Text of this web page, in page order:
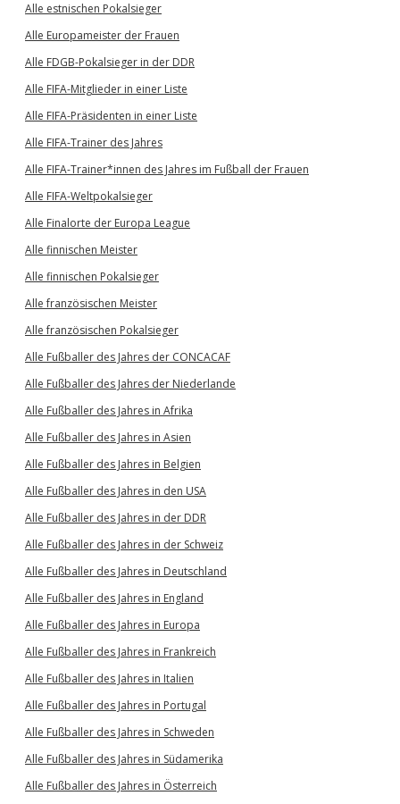
Alle estnischen Pokalsieger
Alle Europameister der Frauen
Alle FDGB-Pokalsieger in der DDR
Alle FIFA-Mitglieder in einer Liste
Alle FIFA-Präsidenten in einer Liste
Alle FIFA-Trainer des Jahres
Alle FIFA-Trainer*innen des Jahres im Fußball der Frauen
Alle FIFA-Weltpokalsieger
Alle Finalorte der Europa League
Alle finnischen Meister
Alle finnischen Pokalsieger
Alle französischen Meister
Alle französischen Pokalsieger
Alle Fußballer des Jahres der CONCACAF
Alle Fußballer des Jahres der Niederlande
Alle Fußballer des Jahres in Afrika
Alle Fußballer des Jahres in Asien
Alle Fußballer des Jahres in Belgien
Alle Fußballer des Jahres in den USA
Alle Fußballer des Jahres in der DDR
Alle Fußballer des Jahres in der Schweiz
Alle Fußballer des Jahres in Deutschland
Alle Fußballer des Jahres in England
Alle Fußballer des Jahres in Europa
Alle Fußballer des Jahres in Frankreich
Alle Fußballer des Jahres in Italien
Alle Fußballer des Jahres in Portugal
Alle Fußballer des Jahres in Schweden
Alle Fußballer des Jahres in Südamerika
Alle Fußballer des Jahres in Österreich